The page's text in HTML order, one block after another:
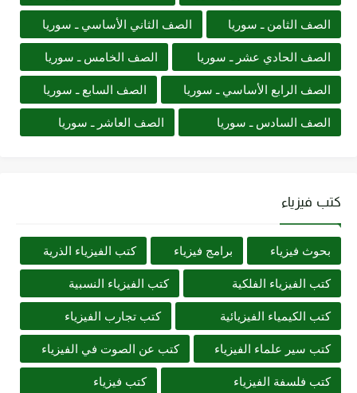
الصف الثامن ـ سوريا الصف الثاني الأساسي ـ سوريا
الصف الحادي عشر ـ سوريا الصف الخامس ـ سوريا
الصف الرابع الأساسي ـ سوريا الصف السابع ـ سوريا
الصف السادس ـ سوريا الصف العاشر ـ سوريا
كتب فيزياء
بحوث فيزياء برامج فيزياء كتب الفيزياء الذرية
كتب الفيزياء الفلكية كتب الفيزياء النسبية
كتب الكيمياء الفيزيائية كتب تجارب الفيزياء
كتب سير علماء الفيزياء كتب عن الصوت في الفيزياء
كتب فلسفة الفيزياء كتب فيزياء